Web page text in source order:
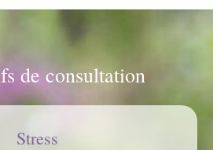
de consultation
Stress